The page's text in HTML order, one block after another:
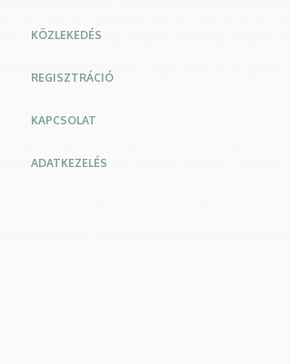
KÖZLEKEDÉS
REGISZTRÁCIÓ
KAPCSOLAT
ADATKEZELÉS